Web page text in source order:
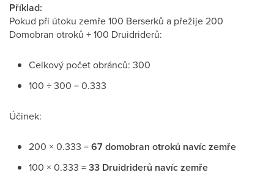
Příklad:
Pokud při útoku zemře 100 Berserků a přežije 200
Domobran otroků + 100 Druidriderů:
Celkový počet obránců: 300
100 ÷ 300 = 0.333
Účinek:
200 × 0.333 =67 domobran otroků navíc zemře
100 × 0.333 =33 Druidriderů navíc zemře